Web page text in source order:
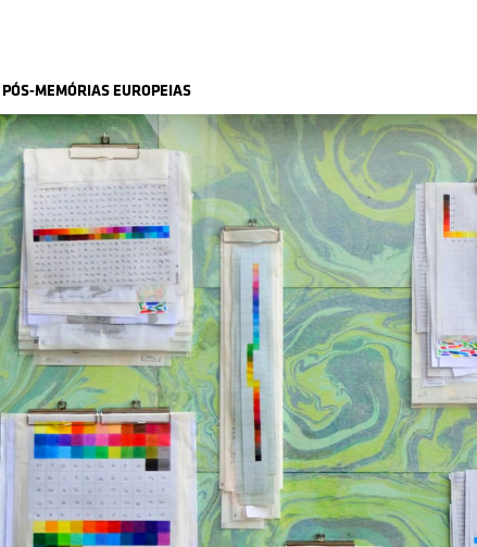
PÓS-MEMÓRIAS EUROPEIAS